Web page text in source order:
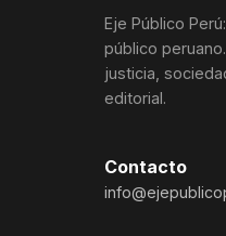
Eje Público
público
justicia,
editorial.
Contacto